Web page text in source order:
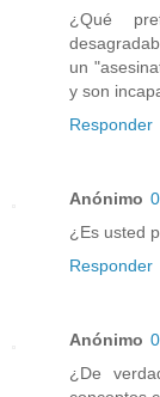
¿Qué
un
y son
Responder
Anónimo
¿Es usted
Responder
Anónimo
¿De